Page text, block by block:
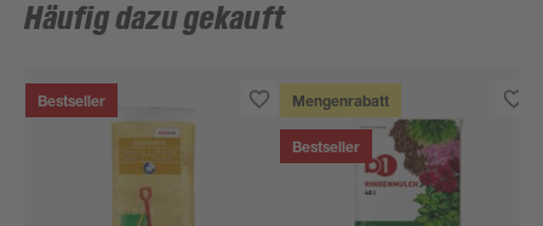
Häufig dazu gekauft
Bestseller Mengenrabatt
Bestseller